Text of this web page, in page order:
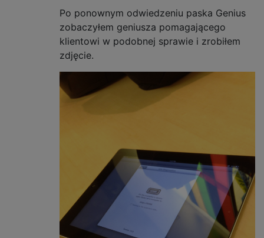
Po ponownym odwiedzeniu paska Genius
zobaczyłem geniusza pomagającego
klientowi w podobnej sprawie i zrobiłem
zdjęcie.